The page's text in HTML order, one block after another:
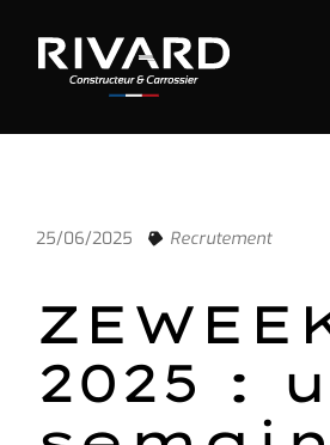
contenu
25/06/2025 Recrutement
2025 :